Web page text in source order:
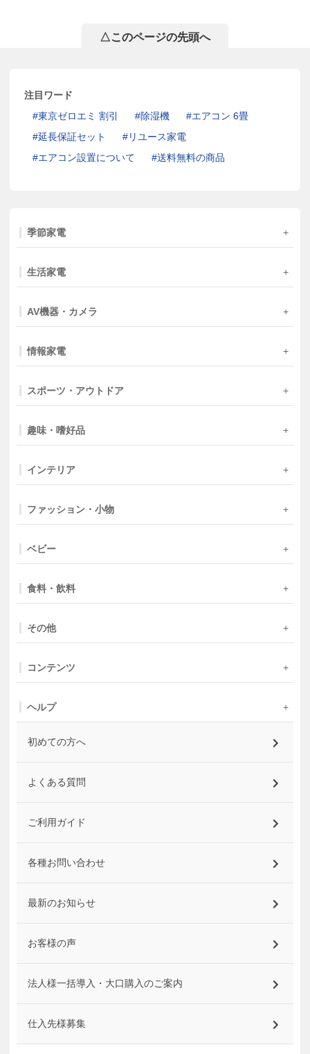
△このページの先頭へ
注目ワード
東京ゼロエミ 割引
除湿機
エアコン 6畳
延長保証セット
リユース家電
エアコン設置について
送料無料の商品
季節家電
生活家電
AV機器・カメラ
情報家電
スポーツ・アウトドア
趣味・嗜好品
インテリア
ファッション・小物
ベビー
食料・飲料
その他
コンテンツ
ヘルプ
初めての方へ
よくある質問
ご利用ガイド
各種お問い合わせ
最新のお知らせ
お客様の声
法人様一括導入・大口購入のご案内
仕入先様募集